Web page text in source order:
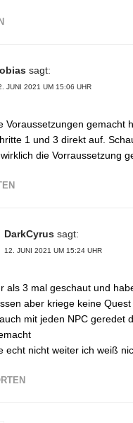
sagt:
JUNI 2021 UM 15:06 UHR
Voraussetzungen gemacht
1 und 3 direkt auf.
die Vorraussetzung
DarkCyrus sagt:
12. JUNI 2021 UM 15:24 UHR
als 3 mal geschaut und
aber kriege keine
mit jeden NPC geredet
echt nicht weiter ich weiß